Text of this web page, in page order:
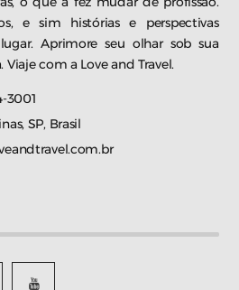
e sim histórias e perspectivas
Aprimore seu olhar sob sua
Viaje com a Love and Travel.
3001
SP, Brasil